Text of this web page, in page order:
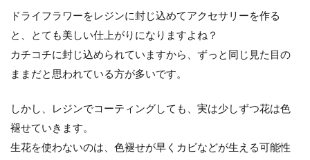
ドライフラワーをレジンに封じ込めてアクセサリーを作る
と、とても美しい仕上がりになりますよね？
カチコチに封じ込められていますから、ずっと同じ見た目の
ままだと思われている方が多いです。
しかし、レジンでコーティングしても、実は少しずつ花は色
褪せていきます。
生花を使わないのは、色褪せが早くカビなどが生える可能性